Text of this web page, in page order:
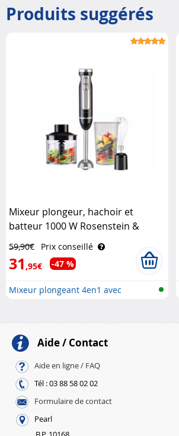
Produits suggérés
Mixeur plongeur, hachoir et
batteur 1000 W Rosenstein &
59,90€ Prix conseillé
31,95€ -47 %
Mixeur plongeant 4en1 avec
Aide / Contact
Aide en ligne / FAQ
Tél : 03 88 58 02 02
Formulaire de contact
Pearl